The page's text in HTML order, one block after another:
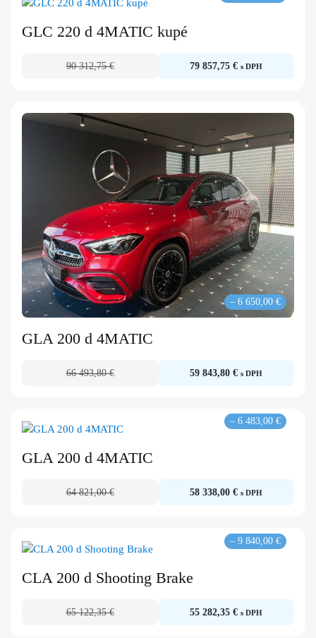
GLC 220 d 4MATIC kupé
90 312,75 € 79 857,75 € s DPH
– 6 650,00 €
GLA 200 d 4MATIC
66 493,80 € 59 843,80 € s DPH
– 6 483,00 €
GLA 200 d 4MATIC
64 821,00 € 58 338,00 € s DPH
– 9 840,00 €
CLA 200 d Shooting Brake
65 122,35 € 55 282,35 € s DPH